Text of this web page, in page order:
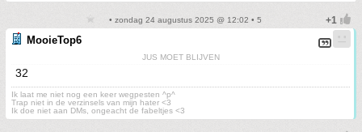
• zondag 24 augustus 2025 @ 12:02 • 5
MooieTop6
JUS MOET BLIJVEN
32
Ik laat me niet nog een keer wegpesten ^p^
Trap niet in de verzinsels van mijn hater <3
Ik doe niet aan DMs, ongeacht de fabeltjes <3